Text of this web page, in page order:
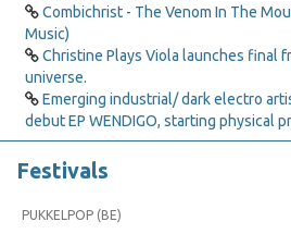
Combichrist - The Venom In The
Music)
Christine Plays Viola launches final
universe.
Emerging industrial/ dark electro
debut EP WENDIGO, starting physical
Festivals
PUKKELPOP (BE)